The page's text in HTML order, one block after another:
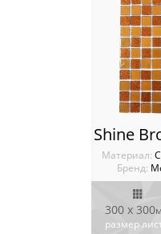
Мозаика
Мозаика
Мозаика
Мозаика
МозаикаМатериал:
Бренд:
300 x 300
размер